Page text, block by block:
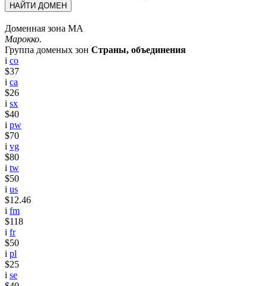
НАЙТИ ДОМЕН
Доменная зона MA
Марокко.
Группа доменых зон Страны, объединения
i co
$37
i ca
$26
i sx
$40
i pw
$70
i vg
$80
i tw
$50
i us
$12.46
i fm
$118
i fr
$50
i pl
$25
i se